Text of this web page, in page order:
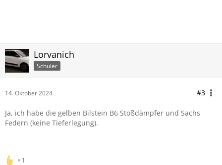
Lorvanich
Schüler
14. Oktober 2024 #3
Ja, ich habe die gelben Bilstein B6 Stoßdämpfer und Sachs
Federn (keine Tieferlegung).
1